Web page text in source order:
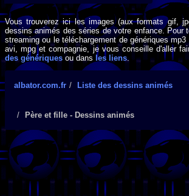
Vous trouverez ici les images (aux formats gif,
dessins animés des séries de votre enfance. Pour
streaming ou le téléchargement de génériques mp3
avi, mpg et compagnie, je vous conseille d'aller
des génériques ou dans les liens.
albator.com.fr Liste des dessins animés
Père et fille - Dessins animés